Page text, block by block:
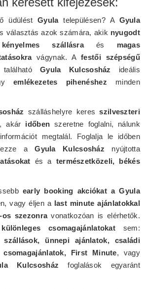
üdüléstGyulatelepülésen? A Gyula
választás azok számára, akik nyugodt
szállásraés magas
vágynak. Afestői szépségű
találhatóGyula Kulcsosház
ideális
emlékezetes pihenéshez minden
szálláshelyre keresszilveszteri
, akár időben szeretne foglalni, nálunk
megtalál. Foglalja le időben
aGyula Kulcsosház nyújtotta
és a természetközeli, békés
early booking akciókat a Gyula
vagy éljen a last minute ajánlatokkal
os szezonravonatkozóan is elérhetők.
különleges csomagajánlatokat sem:
szállások, ünnepi ajánlatok, családi
First Minute, vagy
Kulcsosház foglalások egyaránt